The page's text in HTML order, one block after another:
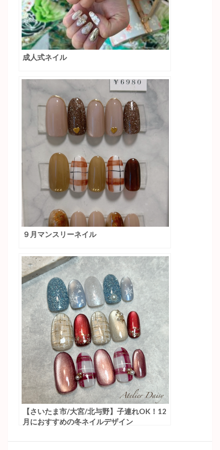
成人式ネイル
９月マンスリーネイル
【さいたま市/大宮/北与野】子連れOK！12
月におすすめの冬ネイルデザイン